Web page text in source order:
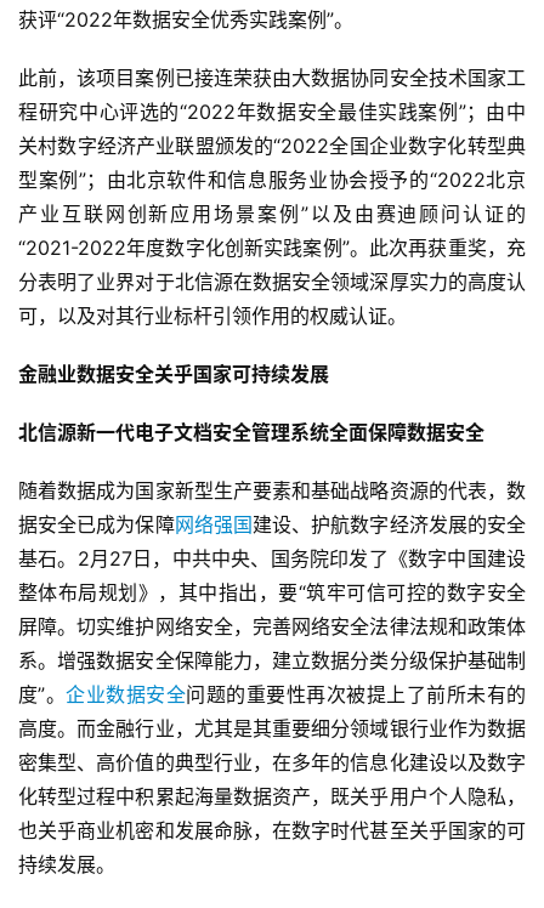
获评“2022年数据安全优秀实践案例”。
此前，该项目案例已接连荣获由大数据协同安全技术国家工
程研究中心评选的“2022年数据安全最佳实践案例”；由中
关村数字经济产业联盟颁发的“2022全国企业数字化转型典
型案例”；由北京软件和信息服务业协会授予的“2022北京
产业互联网创新应用场景案例”以及由赛迪顾问认证的
“2021-2022年度数字化创新实践案例”。此次再获重奖，充
分表明了业界对于北信源在数据安全领域深厚实力的高度认
可，以及对其行业标杆引领作用的权威认证。
金融业数据安全关乎国家可持续发展
北信源新一代电子文档安全管理系统全面保障数据安全
随着数据成为国家新型生产要素和基础战略资源的代表，数
据安全已成为保障网络强国建设、护航数字经济发展的安全
基石。2月27日，中共中央、国务院印发了《数字中国建设
整体布局规划》，其中指出，要“筑牢可信可控的数字安全
屏障。切实维护网络安全，完善网络安全法律法规和政策体
系。增强数据安全保障能力，建立数据分类分级保护基础制
度”。企业数据安全问题的重要性再次被提上了前所未有的
高度。而金融行业，尤其是其重要细分领域银行业作为数据
密集型、高价值的典型行业，在多年的信息化建设以及数字
化转型过程中积累起海量数据资产，既关乎用户个人隐私，
也关乎商业机密和发展命脉，在数字时代甚至关乎国家的可
持续发展。